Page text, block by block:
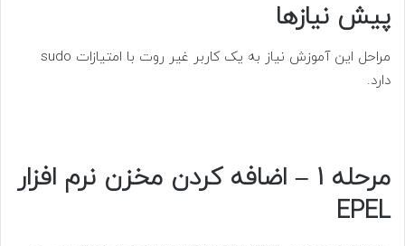
پیش نیازها
مراحل این آموزش نیاز به یک کاربر غیر روت با امتیازات sudo
دارد.
مرحله 1 – اضافه کردن مخزن نرم افزار
EPEL